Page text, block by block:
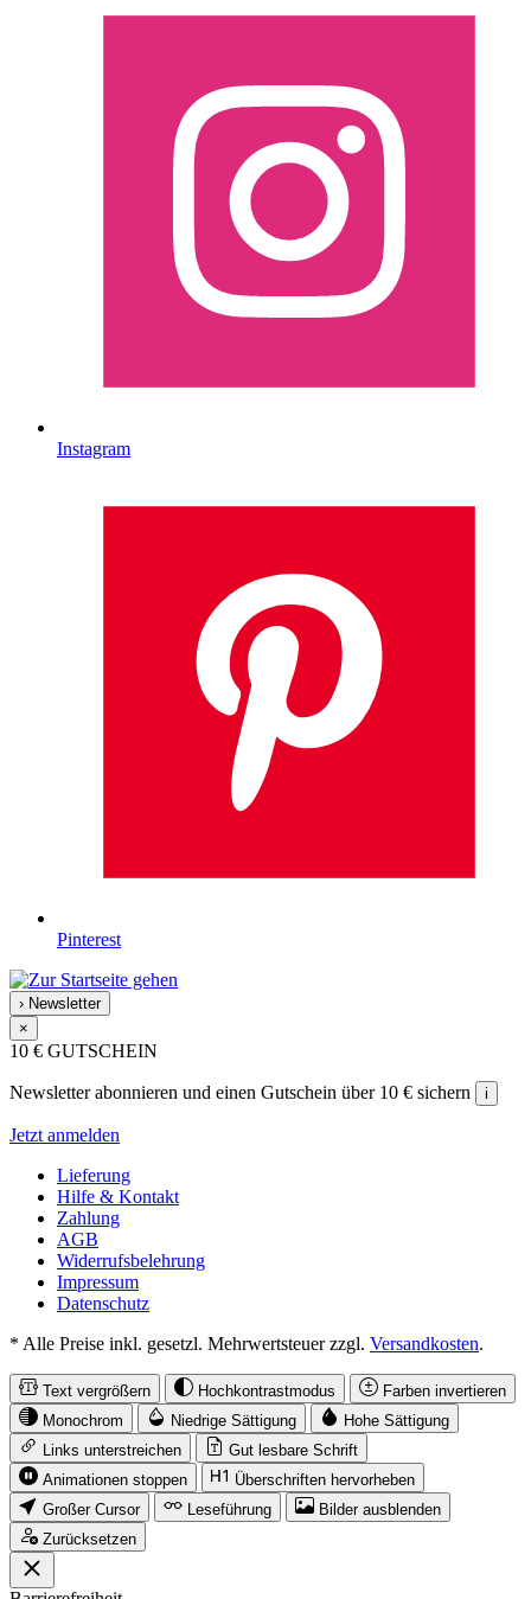
Instagram
Pinterest
› Newsletter
×
10 € GUTSCHEIN
Newsletter abonnieren und einen Gutschein über 10 € sichern i
Jetzt anmelden
Lieferung
Hilfe & Kontakt
Zahlung
AGB
Widerrufsbelehrung
Impressum
Datenschutz
* Alle Preise inkl. gesetzl. Mehrwertsteuer zzgl. Versandkosten.
Text vergrößern Hochkontrastmodus
Farben invertieren
Monochrom
Niedrige Sättigung
Hohe Sättigung
Links unterstreichen
Gut lesbare Schrift
Animationen stoppen
Überschriften hervorheben
Großer Cursor
Leseführung
Bilder ausblenden
Zurücksetzen